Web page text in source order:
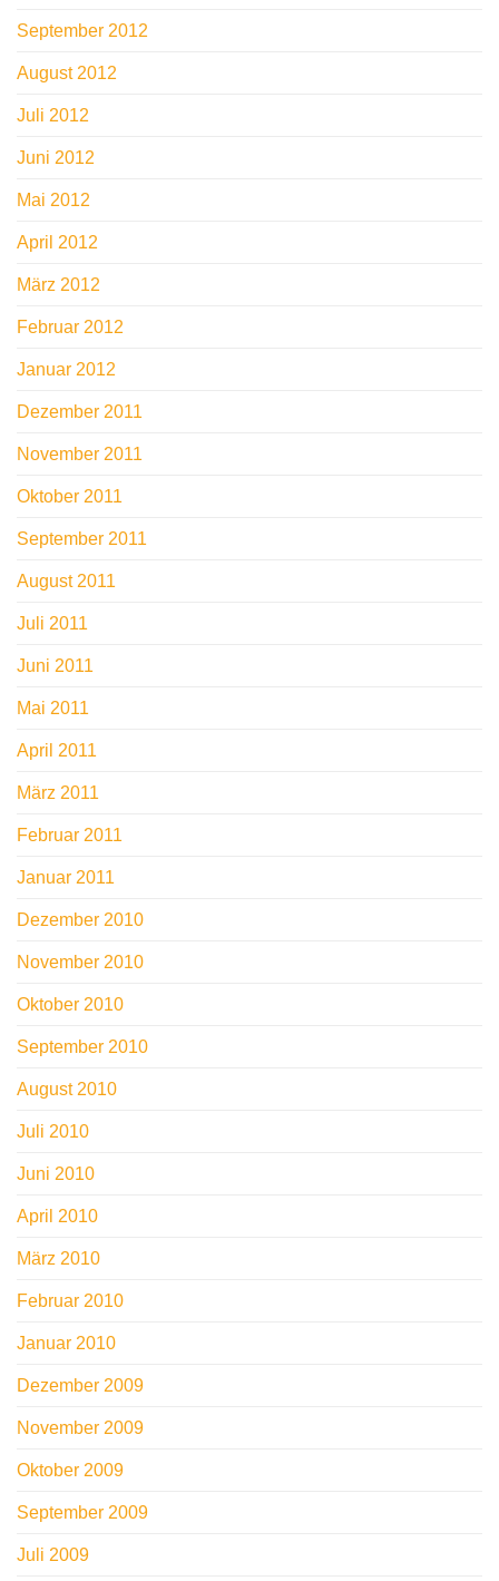
September 2012
August 2012
Juli 2012
Juni 2012
Mai 2012
April 2012
März 2012
Februar 2012
Januar 2012
Dezember 2011
November 2011
Oktober 2011
September 2011
August 2011
Juli 2011
Juni 2011
Mai 2011
April 2011
März 2011
Februar 2011
Januar 2011
Dezember 2010
November 2010
Oktober 2010
September 2010
August 2010
Juli 2010
Juni 2010
April 2010
März 2010
Februar 2010
Januar 2010
Dezember 2009
November 2009
Oktober 2009
September 2009
Juli 2009